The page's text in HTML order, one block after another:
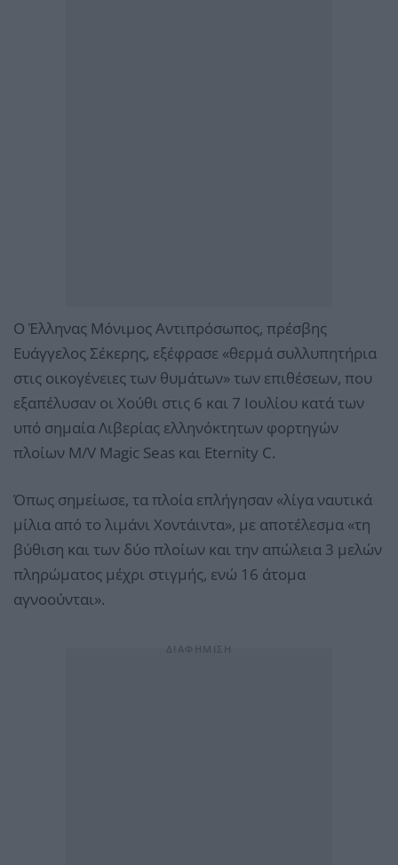
Ο Έλληνας Μόνιμος Αντιπρόσωπος, πρέσβης
Ευάγγελος Σέκερης, εξέφρασε «θερμά συλλυπητήρια
στις οικογένειες των θυμάτων» των επιθέσεων, που
εξαπέλυσαν οι Χούθι στις 6 και 7 Ιουλίου κατά των
υπό σημαία Λιβερίας ελληνόκτητων φορτηγών
πλοίων M/V Magic Seas και Eternity C.
Όπως σημείωσε, τα πλοία επλήγησαν «λίγα ναυτικά
μίλια από το λιμάνι Χοντάιντα», με αποτέλεσμα «τη
βύθιση και των δύο πλοίων και την απώλεια 3 μελών
πληρώματος μέχρι στιγμής, ενώ 16 άτομα
αγνοούνται».